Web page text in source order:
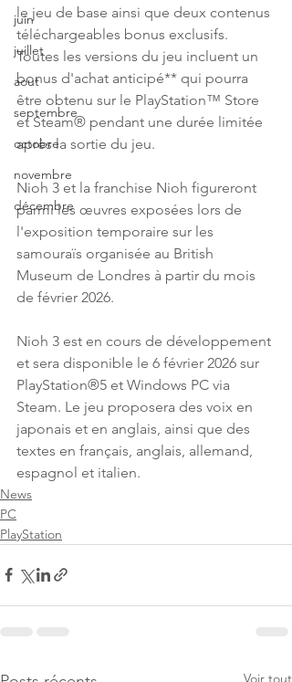
juin
juillet
aout
septembre
octobre
novembre
décembre
le jeu de base ainsi que deux contenus
téléchargeables bonus exclusifs.
Toutes les versions du jeu incluent un
bonus d'achat anticipé** qui pourra
être obtenu sur le PlayStation™ Store
et Steam® pendant une durée limitée
après la sortie du jeu.
Nioh 3 et la franchise Nioh figureront
parmi les œuvres exposées lors de
l'exposition temporaire sur les
samouraïs organisée au British
Museum de Londres à partir du mois
de février 2026.
Nioh 3 est en cours de développement
et sera disponible le 6 février 2026 sur
PlayStation®5 et Windows PC via
Steam. Le jeu proposera des voix en
japonais et en anglais, ainsi que des
textes en français, anglais, allemand,
espagnol et italien.
News
PC
PlayStation
Voir tout